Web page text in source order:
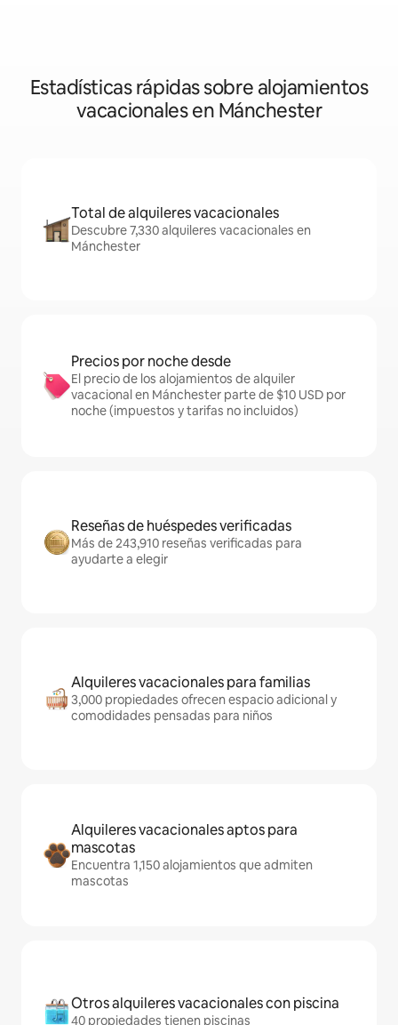
Estadísticas rápidas sobre alojamientos
vacacionales en Mánchester
Total de alquileres vacacionales
Descubre 7,330 alquileres vacacionales en
Mánchester
Precios por noche desde
El precio de los alojamientos de alquiler
vacacional en Mánchester parte de $10 USD por
noche (impuestos y tarifas no incluidos)
Reseñas de huéspedes verificadas
Más de 243,910 reseñas verificadas para
ayudarte a elegir
Alquileres vacacionales para familias
3,000 propiedades ofrecen espacio adicional y
comodidades pensadas para niños
Alquileres vacacionales aptos para
mascotas
Encuentra 1,150 alojamientos que admiten
mascotas
Otros alquileres vacacionales con piscina
40 propiedades tienen piscinas